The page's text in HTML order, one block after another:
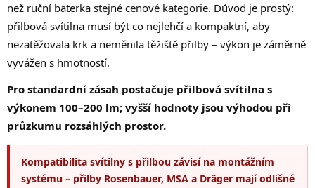
než ruční baterka stejné cenové kategorie. Důvod je prostý:
přilbová svítilna musí být co nejlehčí a kompaktní, aby
nezatěžovala krk a neměnila těžiště přilby – výkon je záměrně
vyvážen s hmotností.
Pro standardní zásah postačuje přilbová svítilna s
výkonem 100–200 lm; vyšší hodnoty jsou výhodou při
průzkumu rozsáhlých prostor.
Kompatibilita svítilny s přilbou závisí na montážním
systému – přilby Rosenbauer, MSA a Dräger mají odlišné